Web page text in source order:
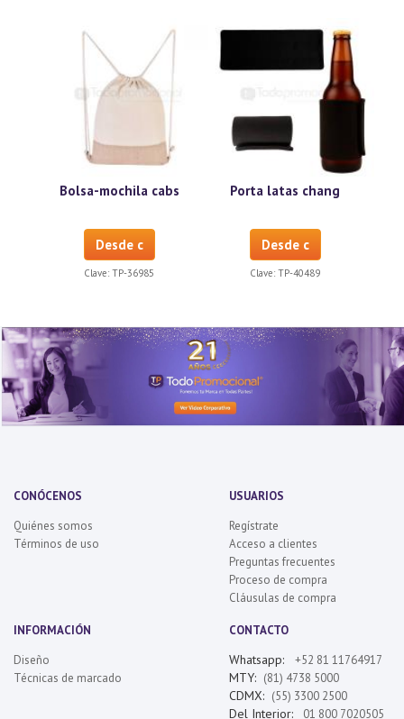
Bolsa-mochila cabs
Desde c
Clave: TP-36985
Porta latas chang
Desde c
Clave: TP-40489
CONÓCENOS
Quiénes somos
Términos de uso
USUARIOS
Regístrate
Acceso a clientes
Preguntas frecuentes
Proceso de compra
Cláusulas de compra
INFORMACIÓN
Diseño
Técnicas de marcado
CONTACTO
Whatsapp: +52 81 11764917
MTY: (81) 4738 5000
CDMX: (55) 3300 2500
Del Interior: 01 800 7020505